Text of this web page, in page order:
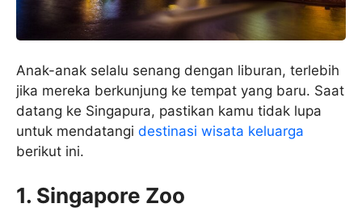
Anak-anak selalu senang dengan liburan, terlebih
jika mereka berkunjung ke tempat yang baru. Saat
datang ke Singapura, pastikan kamu tidak lupa
untuk mendatangi destinasi wisata keluarga
berikut ini.
1. Singapore Zoo